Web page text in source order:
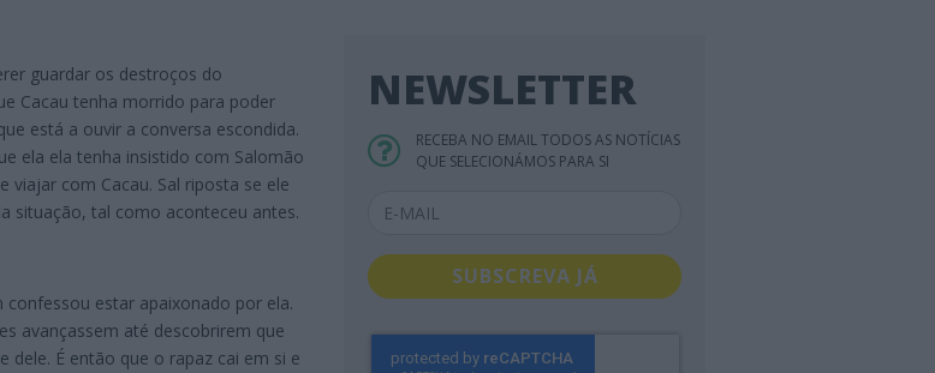
guardar os destroços do
Cacau tenha morrido para poder
está a ouvir a conversa escondida.
ela ela tenha insistido com Salomão
com Cacau. Sal riposta se ele
situação, tal como aconteceu antes.
estar apaixonado por ela.
avançassem até descobrirem que
dele. É então que o rapaz cai em si e
NEWSLETTER
RECEBA NO EMAIL TODOS AS NOTÍCIAS
QUE SELECIONÁMOS PARA SI
SUBSCREVA JÁ